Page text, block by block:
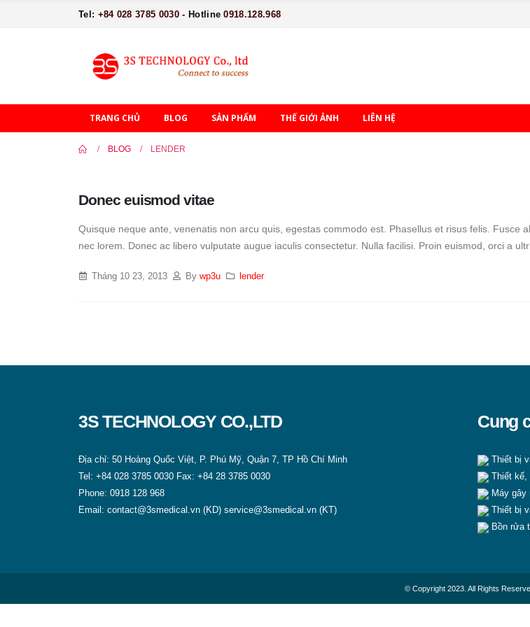
Tel: +84 028 3785 0030- Hotline0918.128.968
TRANG CHỦ BLOG SẢN PHẨM THẾ GIỚI ẢNH LIÊN HỆ
BLOG LENDER
Donec euismod vitae
Quisque neque ante, venenatis non arcu quis, egestas commodo est. Phasellus et risus felis.
nec lorem. Donec ac libero vulputate augue iaculis consectetur. Nulla facilisi. Proin euismod, orci a
Tháng 10 23, 2013 Bywp3u lender
3S TECHNOLOGY CO.,LTD
Địa chỉ: 50 Hoàng Quốc Việt, P. Phú Mỹ, Quận 7, TP Hồ Chí Minh
Tel: +84 028 3785 0030 Fax: +84 28 3785 0030
Phone: 0918 128 968
Email: contact@3smedical.vn (KD) service@3smedical.vn (KT)
Cung
Thiết bị
Thiết
Máy gây
Thiết bị
Bồn rửa
© Copyright 2023. All Rights